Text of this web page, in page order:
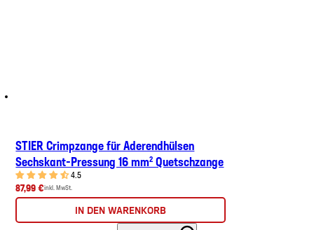
STIER Crimpzange für Aderendhülsen
Sechskant-Pressung 16 mm² Quetschzange
4.5
87,99 €inkl. MwSt.
IN DEN WARENKORB